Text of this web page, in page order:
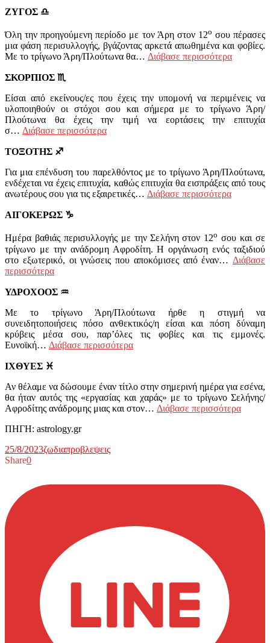
ΖΥΓΟΣ ♎
Όλη την προηγούμενη περίοδο με τον Άρη στον 12ο σου πέρασες
μια φάση περισυλλογής, βγάζοντας αρκετά απωθημένα και φοβίες.
Με το τρίγωνο Άρη/Πλούτωνα θα… Διάβασε περισσότερα
ΣΚΟΡΠΙΟΣ ♏
Είσαι από εκείνους/ες που έχεις την υπομονή να περιμένεις να
υλοποιηθούν οι στόχοι σου και σήμερα με το τρίγωνο Άρη/
Πλούτωνα θα έχεις την τιμή να εορτάσεις την επιτυχία
σ… Διάβασε περισσότερα
ΤΟΞΟΤΗΣ ♐
Για μια επένδυση του παρελθόντος με το τρίγωνο Άρη/Πλούτωνα,
ενδέχεται να έχεις επιτυχία, καθώς επιτυχία θα εισπράξεις από τους
ανωτέρους σου για τις εξαιρετικές… Διάβασε περισσότερα
ΑΙΓΟΚΕΡΩΣ ♑
Ημέρα βαθιάς περισυλλογής με την Σελήνη στον 12ο σου και σε
τρίγωνο με την ανάδρομη Αφροδίτη. Η οργάνωση ενός ταξιδιού
στο εξωτερικό, οι γνώσεις που αποκόμισες από έναν… Διάβασε
περισσότερα
ΥΔΡΟΧΟΟΣ ♒
Με το τρίγωνο Άρη/Πλούτωνα ήρθε η στιγμή να
συνειδητοποιήσεις πόσο ανθεκτικός/η είσαι και πόση δύναμη
κρύβεις μέσα σου, παρ’όλες τις φοβίες και τις εμμονές.
Ευνοϊκή… Διάβασε περισσότερα
ΙΧΘΥΕΣ ♓
Αν θέλαμε να δώσουμε έναν τίτλο στην σημερινή ημέρα για εσένα,
θα ήταν αυτός της «εργασίας και χαράς» με το τρίγωνο Σελήνης/
Αφροδίτης ανάδρομης μιας και στον… Διάβασε περισσότερα
ΠΗΓΗ: astrology.gr
25/8/2023ζωδιαπροβλεψεις
Share0